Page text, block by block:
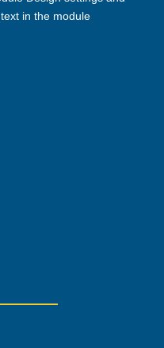
in the module